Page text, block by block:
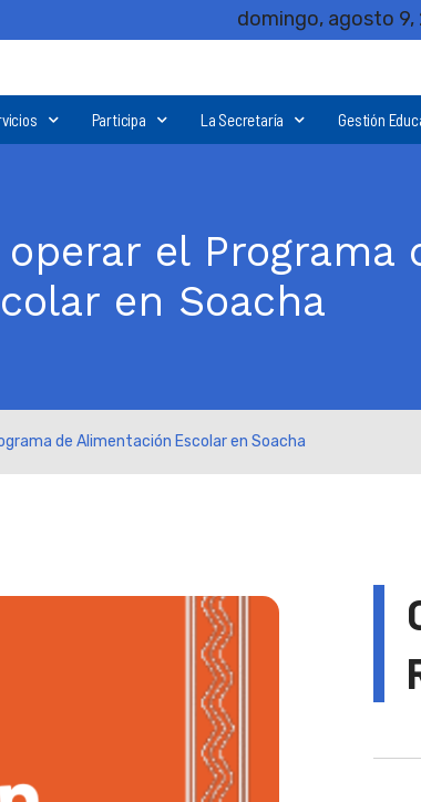
domingo, agosto 9,
Participa La Secretaría Gestión
el Programa
en Soacha
de Alimentación Escolar en Soacha